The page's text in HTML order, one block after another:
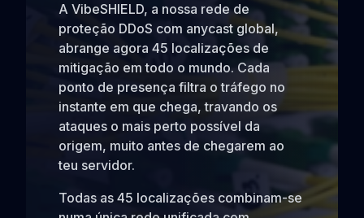
A VibeSHIELD, a nossa rede de
proteção DDoS com anycast global,
abrange agora 45 localizações de
mitigação em todo o mundo. Cada
ponto de presença filtra o tráfego no
instante em que chega, travando os
ataques o mais perto possível da
origem, muito antes de chegarem ao
teu servidor.
Todas as 45 localizações combinam-se